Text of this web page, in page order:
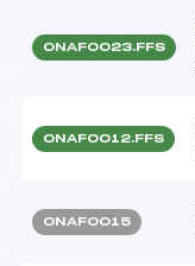
ONAF0023.FFS
ONAF0012.FFS
ONAF0015